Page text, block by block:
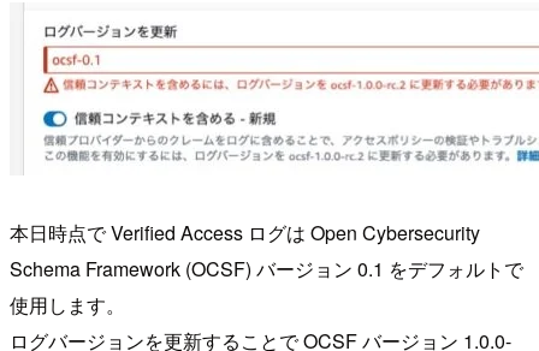
本日時点で Verified Access ログは Open Cyber​​security
Schema Framework (OCSF) バージョン 0.1 をデフォルトで
使用します。
ログバージョンを更新することで OCSF バージョン 1.0.0-